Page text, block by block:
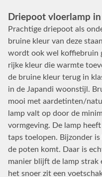
Driepoot vloerlamp
Prachtige driepoot als
bruine kleur van deze
wordt ook wel koffiebruin
rijke kleur die warmte
de bruine kleur terug in
in de Japandi woonstijl.
mooi met aardetinten/
lamp valt op door de
vormgeving. De lamp
taps toelopen. Bijzonder
de poten komt. Daar is
manier blijft de lamp strak
het snoer zit een